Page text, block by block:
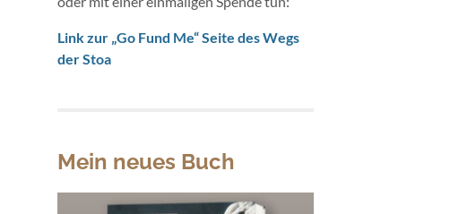
Link zur „Go Fund Me“ Seite des Wegs
der Stoa
Mein neues Buch